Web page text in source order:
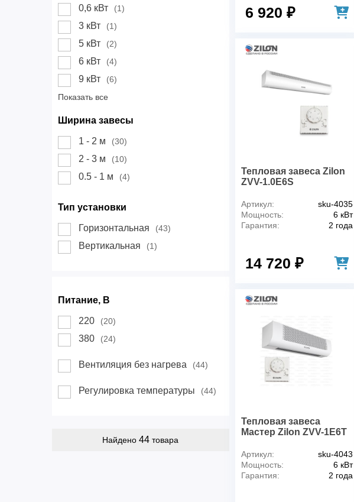
0,6 кВт (1)
3 кВт (1)
5 кВт (2)
6 кВт (4)
9 кВт
(6)
Показать все
Ширина завесы
1 - 2 м (30)
2 - 3 м (10)
0.5 - 1 м (4)
Тип установки
Горизонтальная (43)
Вертикальная (1)
Питание, В
220 (20)
380 (24)
Вентиляция без нагрева (44)
Регулировка температуры (44)
Найдено 44 товара
6 920 ₽
Тепловая завеса Zilon
ZVV-1.0E6S
Артикул:
sku-4035
Мощность:
6 кВт
Гарантия:
2 года
14 720 ₽
Тепловая завеса
Мастер Zilon ZVV-1E6T
Артикул:
sku-4043
Мощность:
6 кВт
Гарантия:
2 года